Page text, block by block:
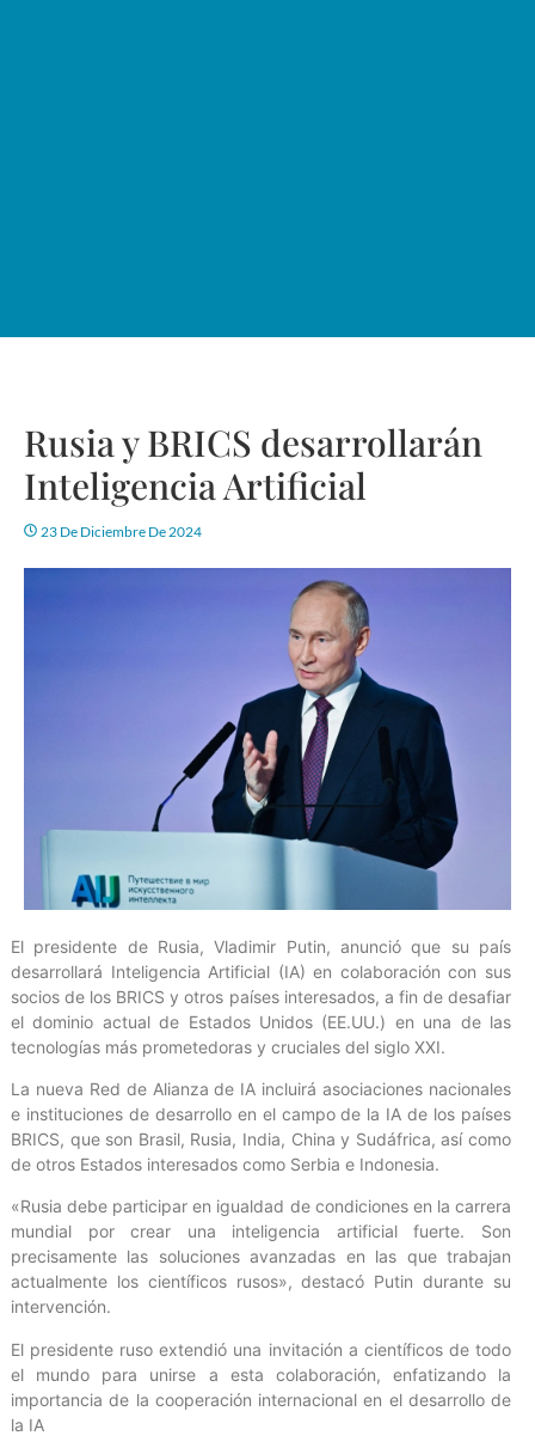
Rusia y BRICS desarrollarán
Inteligencia Artificial
23 De Diciembre De 2024
El presidente de Rusia, Vladimir Putin, anunció que su país
desarrollará Inteligencia Artificial (IA) en colaboración con sus
socios de los BRICS y otros países interesados, a fin de desafiar
el dominio actual de Estados Unidos (EE.UU.) en una de las
tecnologías más prometedoras y cruciales del siglo XXI.
La nueva Red de Alianza de IA incluirá asociaciones nacionales
e instituciones de desarrollo en el campo de la IA de los países
BRICS, que son Brasil, Rusia, India, China y Sudáfrica, así como
de otros Estados interesados como Serbia e Indonesia.
«Rusia debe participar en igualdad de condiciones en la carrera
mundial por crear una inteligencia artificial fuerte. Son
precisamente las soluciones avanzadas en las que trabajan
actualmente los científicos rusos», destacó Putin durante su
intervención.
El presidente ruso extendió una invitación a científicos de todo
el mundo para unirse a esta colaboración, enfatizando la
importancia de la cooperación internacional en el desarrollo de
la IA